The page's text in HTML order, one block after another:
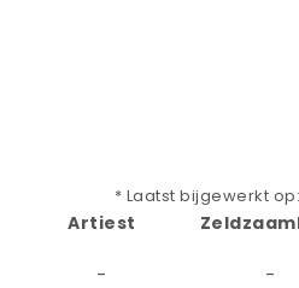
* Laatst bijgewerkt op:
Artiest
- -